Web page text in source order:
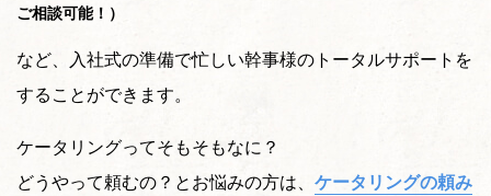
ご相談可能！）
など、入社式の準備で忙しい幹事様のトータルサポートを
することができます。
ケータリングってそもそもなに？
どうやって頼むの？とお悩みの方は、 ケータリングの頼み